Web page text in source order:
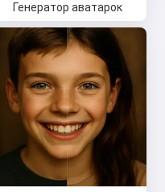
Генератор аватарок
вы принимаете:
,Политика
возврата